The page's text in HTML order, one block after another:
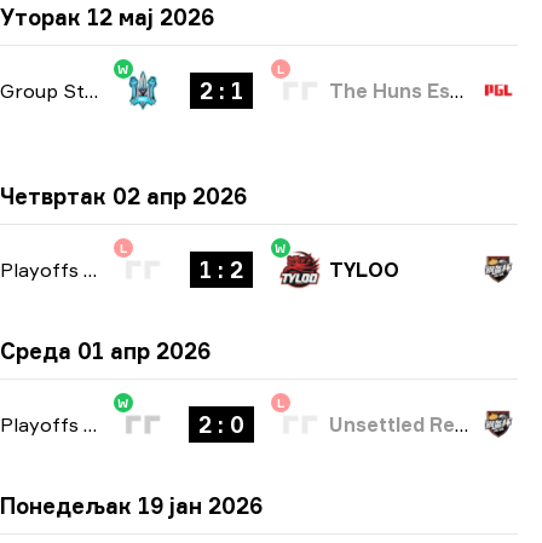
Уторак 12 мај 2026
Group Stage -bo3
W
2 : 1
L
The Huns Esports
Четвртак 02 апр 2026
Playoffs
L
1 : 2
W
TYLOO
Среда 01 апр 2026
Playoffs bo3
W
2 : 0
L
Unsettled Resentment
Понедељак 19 јан 2026